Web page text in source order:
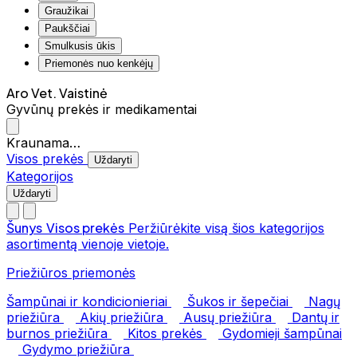
Graužikai
Paukščiai
Smulkusis ūkis
Priemonės nuo kenkėjų
Aro Vet. Vaistinė
Gyvūnų prekės ir medikamentai
Kraunama…
Visos prekės
Uždaryti
Kategorijos
Uždaryti
Šunys Visos prekės Peržiūrėkite visą šios kategorijos
asortimentą vienoje vietoje.
Priežiūros priemonės
Šampūnai ir kondicionieriai
Šukos ir šepečiai
Nagų
priežiūra
Akių priežiūra Ausų priežiūra
Dantų ir
burnos priežiūra
Kitos prekės
Gydomieji šampūnai
Gydymo priežiūra